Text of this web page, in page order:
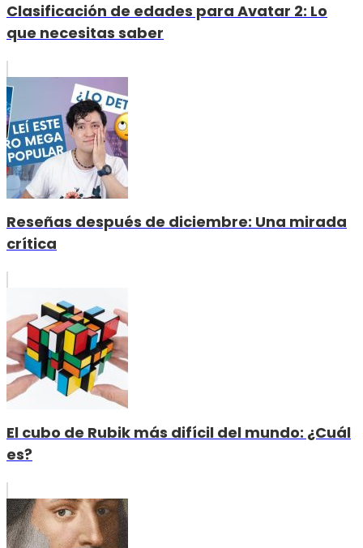
Clasificación de edades para Avatar 2: Lo
que necesitas saber
Reseñas después de diciembre: Una mirada
crítica
El cubo de Rubik más difícil del mundo: ¿Cuál
es?